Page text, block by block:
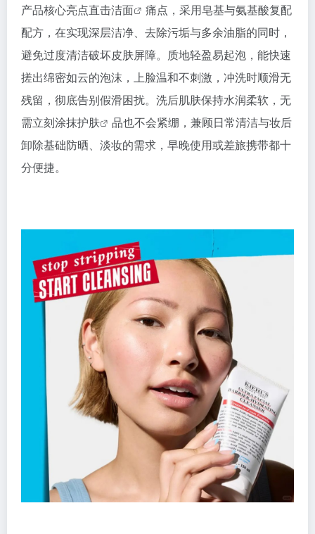
产品核心亮点直击洁面
痛点，采用皂基与氨基酸复配
配方，在实现深层洁净、去除污垢与多余油脂的同时，
避免过度清洁破坏皮肤屏障。质地轻盈易起泡，能快速
搓出绵密如云的泡沫，上脸温和不刺激，冲洗时顺滑无
残留，彻底告别假滑困扰。洗后肌肤保持水润柔软，无
需立刻涂抹护肤
品也不会紧绷，兼顾日常清洁与妆后
卸除基础防晒、淡妆的需求，早晚使用或差旅携带都十
分便捷。